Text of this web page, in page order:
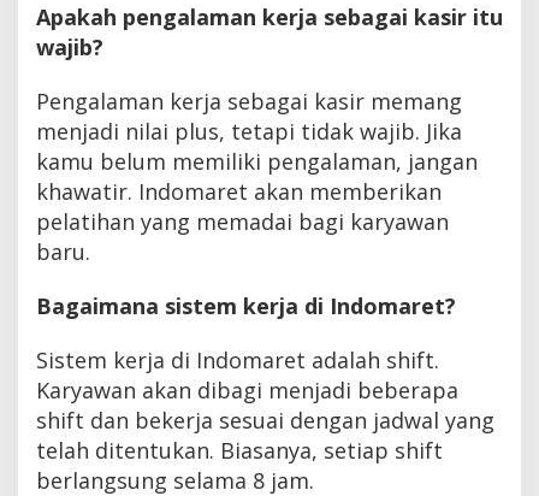
Apakah pengalaman kerja sebagai kasir itu
wajib?
Pengalaman kerja sebagai kasir memang
menjadi nilai plus, tetapi tidak wajib. Jika
kamu belum memiliki pengalaman, jangan
khawatir. Indomaret akan memberikan
pelatihan yang memadai bagi karyawan
baru.
Bagaimana sistem kerja di Indomaret?
Sistem kerja di Indomaret adalah shift.
Karyawan akan dibagi menjadi beberapa
shift dan bekerja sesuai dengan jadwal yang
telah ditentukan. Biasanya, setiap shift
berlangsung selama 8 jam.